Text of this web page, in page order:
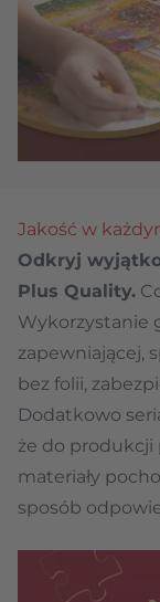
Jakość w
Odkryj
Plus Quality.
Wykorzystanie
zapewniającej,
bez folii,
Dodatkowo
że do produkcji
materiały
sposób